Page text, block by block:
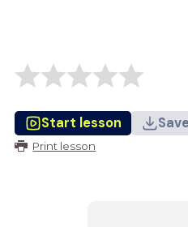
Start lesson
Print lesson